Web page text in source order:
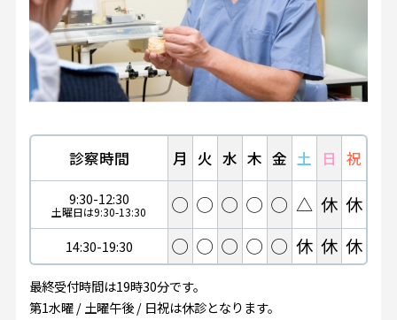
診察時間 月 火 水 木 金 土 日 祝
9:30-12:30
土曜日は9:30-13:30 ◯ ◯ ◯ ◯ ◯ △ 休 休
14:30-19:30 ◯ ◯ ◯ ◯ ◯ 休 休 休
最終受付時間は19時30分です。
第1水曜 / 土曜午後 / 日祝は休診となります。